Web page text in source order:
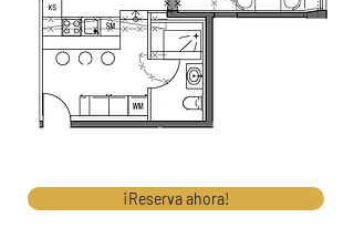
¡Reserva ahora!